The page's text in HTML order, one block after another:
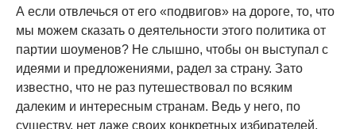
А если отвлечься от его «подвигов» на дороге, то, что
мы можем сказать о деятельности этого политика от
партии шоуменов? Не слышно, чтобы он выступал с
идеями и предложениями, радел за страну. Зато
известно, что не раз путешествовал по всяким
далеким и интересным странам. Ведь у него, по
существу, нет даже своих конкретных избирателей,